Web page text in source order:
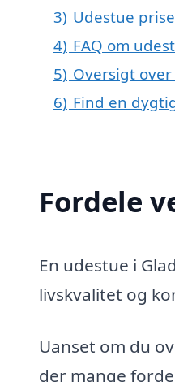
3) Udestue
4) FAQ om
5) Oversigt
6) Find en
Fordele
En udestue i
livskvalitet og
Uanset om du
der mange